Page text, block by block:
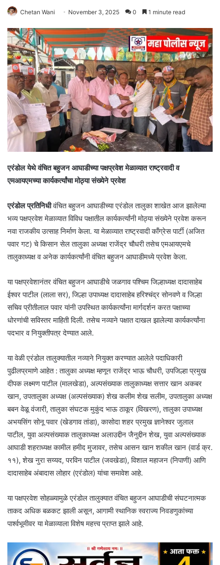
Chetan Wani November 3, 2025 0 1 minute read
एरंडोल येथे वंचित बहुजन आघाडीच्या पक्षप्रवेश मेळाव्यात राष्ट्रवादी व
एमआयएमच्या कार्यकर्त्यांचा मोठ्या संख्येने प्रवेश
एरंडोल प्रतिनिधीवंचित बहुजन आघाडीच्या एरंडोल तालुका शाखेत आज झालेल्या
भव्य पक्षप्रवेश मेळाव्यात विविध पक्षातील कार्यकर्त्यांनी मोठ्या संख्येने प्रवेश करून
नवा राजकीय उत्साह निर्माण केला. या मेळाव्यात राष्ट्रवादी काँग्रेस पार्टी (अजित
पवार गट) चे किसान सेल तालुका अध्यक्ष राजेंद्र चौधरी तसेच एमआयएमचे
तालुकाध्यक्ष व अनेक कार्यकर्त्यांनी वंचित बहुजन आघाडीमध्ये प्रवेश केला.
या पक्षप्रवेशानंतर वंचित बहुजन आघाडीचे जळगाव पश्चिम जिल्हाध्यक्ष दादासाहेब
ईश्वर पाटील (लाला सर), जिल्हा उपाध्यक्ष दादासाहेब हरिश्चंद्र सोनवणे व जिल्हा
सचिव प्रीतीलाल पवार यांनी उपस्थित कार्यकर्त्यांना मार्गदर्शन करत पक्षाच्या
धोरणांची सविस्तर माहिती दिली. तसेच नव्याने पक्षात दाखल झालेल्या कार्यकर्त्यांना
पदभार व नियुक्तीपत्र देण्यात आले.
या वेळी एरंडोल तालुक्यातील नव्याने नियुक्त करण्यात आलेले पदाधिकारी
पुढीलप्रमाणे आहेत : तालुका अध्यक्ष म्हणून राजेंद्र भाऊ चौधरी, उपजिल्हा प्रमुख
दीपक लक्ष्मण पाटील (मालखेडा), अल्पसंख्याक तालुकाध्यक्ष सत्तार खान अकबर
खान, उपतालुका अध्यक्ष (अल्पसंख्याक) शेख कलीम शेख सलीम, उपतालुका अध्यक्ष
बबन वेळू वंजारी, तालुका संघटक मुकुंद भाऊ ठाकूर (विखरण), तालुका उपाध्यक्ष
अभयसिंग सोनू पवार (खेडगाव तांडा), कासोदा शहर प्रमुख ज्ञानेश्वर जुलाल
पाटील, युवा अल्पसंख्याक तालुकाध्यक्ष अलाउद्दीन जैनुद्दीन शेख, युवा अल्पसंख्याक
आघाडी शहराध्यक्ष कामील हमीद मुजावर, तसेच आसन खान शकील खान (वार्ड क्र.
११), शेख नुरा सय्यद, परविन पाटील (जवखेडा), विशाल महाजन (निपाणी) आणि
दादासाहेब अंबादास लोहार (एरंडोल) यांचा समावेश आहे.
या पक्षप्रवेश सोहळ्यामुळे एरंडोल तालुक्यात वंचित बहुजन आघाडीची संघटनात्मक
ताकद अधिक बळकट झाली असून, आगामी स्थानिक स्वराज्य निवडणुकांच्या
पार्श्वभूमीवर या मेळाव्याला विशेष महत्त्व प्राप्त झाले आहे.